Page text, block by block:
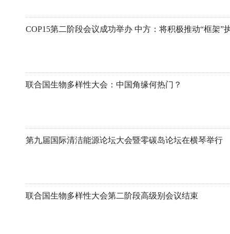
COP15第二阶段会议成功举办 中方：将积极推动“框架”
联合国生物多样性大会：中国角缘何热门？
第九届国际清洁能源论坛大会暨零碳岛论坛在横琴举行
联合国生物多样性大会第二阶段高级别会议结束